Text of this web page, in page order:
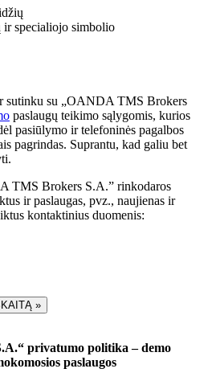
ir specialiojo simbolio
sutinku su „OANDA TMS Brokers
paslaugų teikimo sąlygomis, kurios
pasiūlymo ir telefoninės pagalbos
pagrindas. Suprantu, kad galiu bet
TMS Brokers S.A.” rinkodaros
ir paslaugas, pvz., naujienas ir
kontaktinius duomenis:
»
privatumo politika – demo
paslaugos